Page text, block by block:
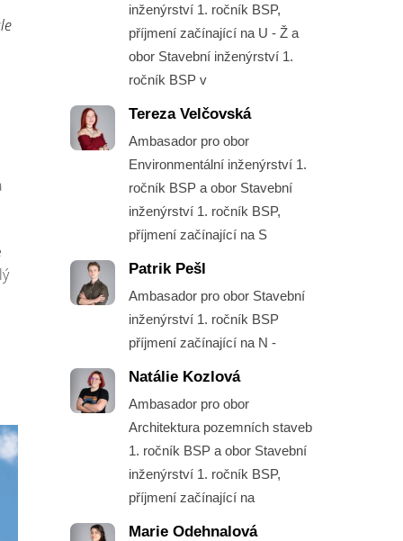
inženýrství 1. ročník BSP,
příjmení začínající na U - Ž a
obor Stavební inženýrství 1.
ročník BSP v
Tereza Velčovská
Ambasador pro obor
Environmentální inženýrství 1.
ročník BSP a obor Stavební
inženýrství 1. ročník BSP,
příjmení začínající na S
Patrik Pešl
Ambasador pro obor Stavební
inženýrství 1. ročník BSP
příjmení začínající na N -
Natálie Kozlová
Ambasador pro obor
Architektura pozemních staveb
1. ročník BSP a obor Stavební
inženýrství 1. ročník BSP,
příjmení začínající na
Marie Odehnalová